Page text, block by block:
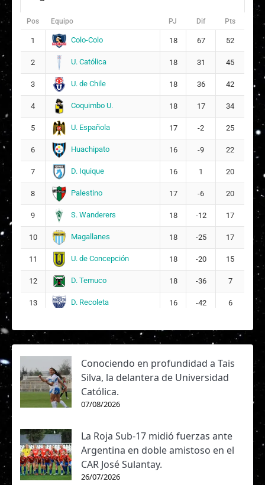
Suplentes
17 A Ayleen Millaray Tamburini Rivera
Titulares
5 A Anita María González Herrera
F Francisca Belén Latorre Araya
11
Suplentes
12 C Carolina Macarena Maturana Castillo
ARQUERA
D Daniela Fernanda Cabrera Recabarren
15
Titulares
21 L Linneth Raquel Silva Espinoza
Pos Equipo PJ Dif Pts
1 Colo-Colo 18 67 52
2 U. Católica 18 31 45
3 U. de Chile 18 36 42
4 Coquimbo U. 18 17 34
5 U. Española 17 -2 25
6 Huachipato 16 -9 22
7 D. Iquique 16 1 20
8 Palestino 17 -6 20
9 S. Wanderers 18 -12 17
10 Magallanes 18 -25 17
11 U. de Concepción 18 -20 15
12 D. Temuco 18 -36 7
13 D. Recoleta 16 -42 6
Conociendo en profundidad a Tais
Silva, la delantera de Universidad
Católica.
07/08/2026
La Roja Sub-17 midió fuerzas ante
Argentina en doble amistoso en el
CAR José Sulantay.
26/07/2026